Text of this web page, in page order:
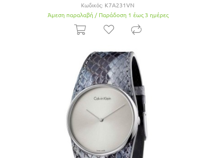
Κωδικός: K7A231VN
Άμεση παραλαβή / Παράδoση 1 έως 3 ημέρες